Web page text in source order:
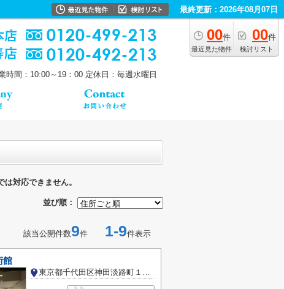
最終更新：2026年08月07日
00件
最近見た物件
00件
検討リスト
時間：10:00～19：00 定休日：毎週水曜日
対応できません。
並び順：
該当公開件数9件 1-9件表示
館
東京都千代田区神田淡路町１丁目